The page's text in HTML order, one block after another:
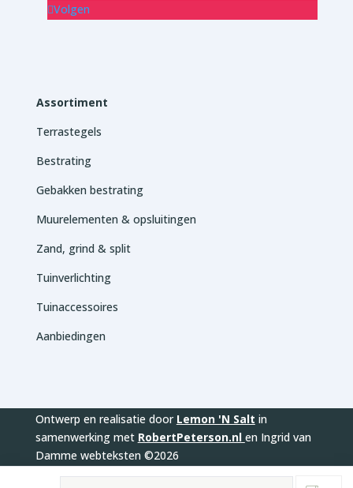
Producten
zoeken
Volgen
Assortiment
Terrastegels
Bestrating
Gebakken bestrating
Muurelementen & opsluitingen
Zand, grind & split
Tuinverlichting
Tuinaccessoires
Aanbiedingen
Ontwerp en realisatie door Lemon 'N Salt in
samenwerking met RobertPeterson.nl en Ingrid van
Damme webteksten ©2026